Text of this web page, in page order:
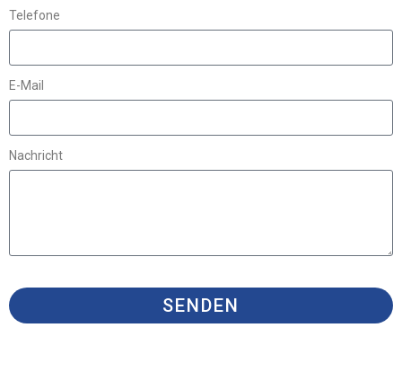
Telefone
E-Mail
Nachricht
SENDEN